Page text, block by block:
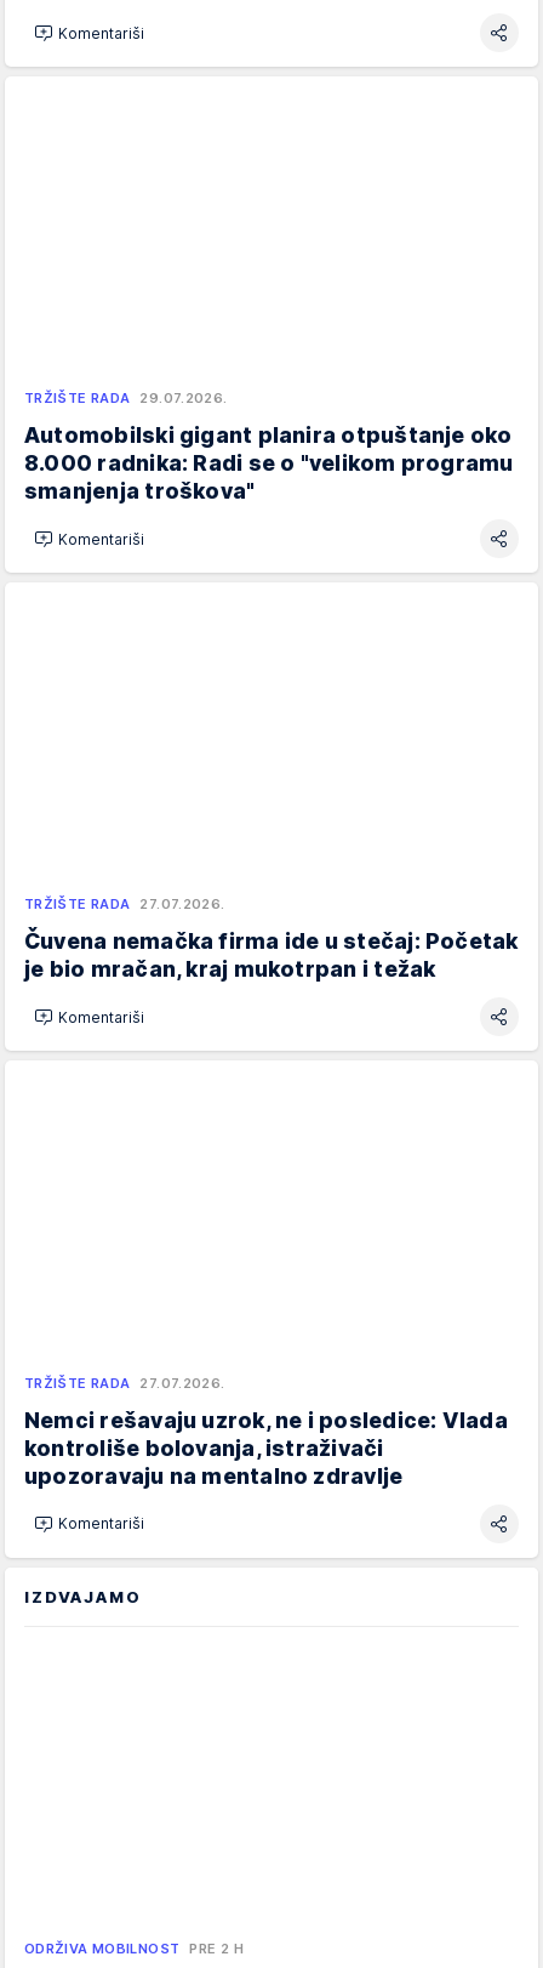
Komentariši
TRŽIŠTE RADA 29.07.2026.
Automobilski gigant planira otpuštanje oko
8.000 radnika: Radi se o "velikom programu
smanjenja troškova"
Komentariši
TRŽIŠTE RADA 27.07.2026.
Čuvena nemačka firma ide u stečaj: Početak
je bio mračan, kraj mukotrpan i težak
Komentariši
TRŽIŠTE RADA 27.07.2026.
Nemci rešavaju uzrok, ne i posledice: Vlada
kontroliše bolovanja, istraživači
upozoravaju na mentalno zdravlje
Komentariši
IZDVAJAMO
ODRŽIVA MOBILNOST PRE 2 H